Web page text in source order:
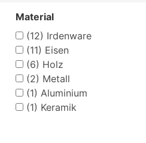
Material
(12) Irdenware
(11) Eisen
(6) Holz
(2) Metall
(1) Aluminium
(1) Keramik